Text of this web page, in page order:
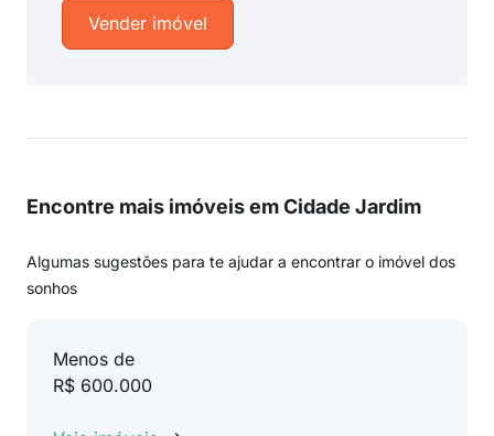
Vender imóvel
Encontre mais imóveis em Cidade Jardim
Algumas sugestões para te ajudar a encontrar o imóvel dos
sonhos
Menos de
R$ 600.000